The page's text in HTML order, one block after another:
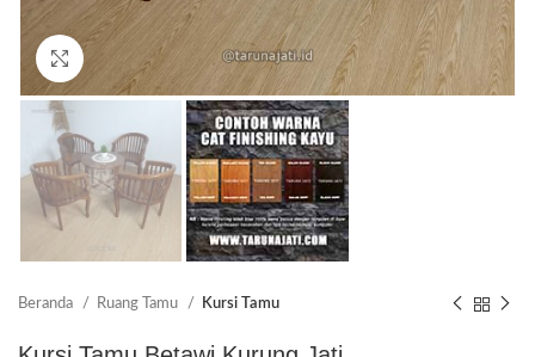
Click to enlarge
Beranda Ruang Tamu Kursi Tamu